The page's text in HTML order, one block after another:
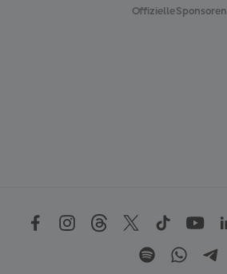
Offizielle Sponsoren